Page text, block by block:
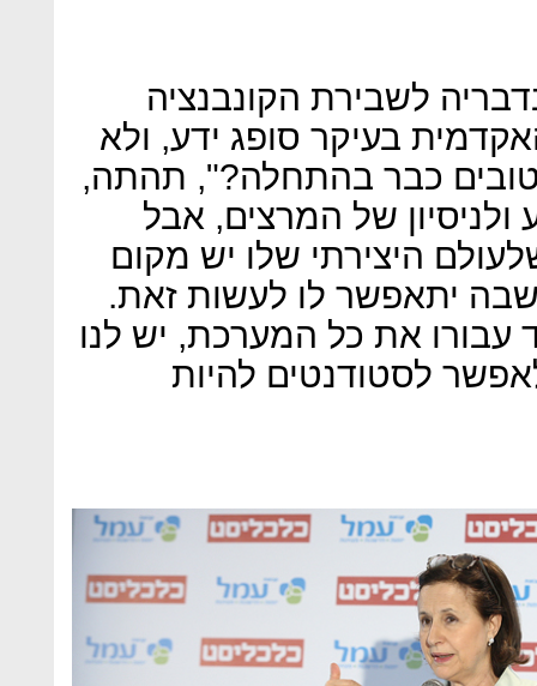
לשבירת הקונבנציה
בעיקר סופג ידע, ולא
טובים כבר בהתחלה?", תהתה,
ולניסיון של המרצים, אבל
היצירתי שלו יש מקום
יתאפשר לו לעשות זאת.
עבורו את כל המערכת, יש לנו
לסטודנטים להיות